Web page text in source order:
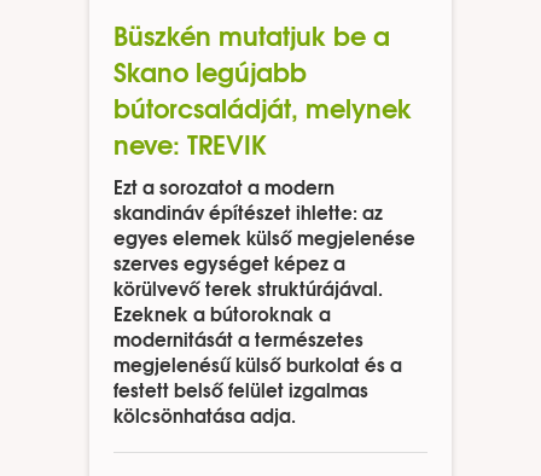
Büszkén mutatjuk be a
Skano legújabb
bútorcsaládját, melynek
neve: TREVIK
Ezt a sorozatot a modern
skandináv építészet ihlette: az
egyes elemek külső megjelenése
szerves egységet képez a
körülvevő terek struktúrájával.
Ezeknek a bútoroknak a
modernitását a természetes
megjelenésű külső burkolat és a
festett belső felület izgalmas
kölcsönhatása adja.